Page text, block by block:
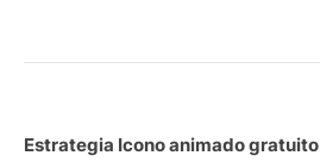
Estrategia Icono animado gratuito